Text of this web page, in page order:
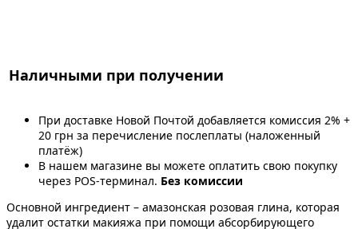
Наличными при получении
При доставке Новой Почтой добавляется комиссия 2% +
20 грн за перечисление послеплаты (наложенный
платёж)
В нашем магазине вы можете оплатить свою покупку
через POS-терминал. Без комиссии
Основной ингредиент – амазонская розовая глина, которая
удалит остатки макияжа при помощи абсорбирующего